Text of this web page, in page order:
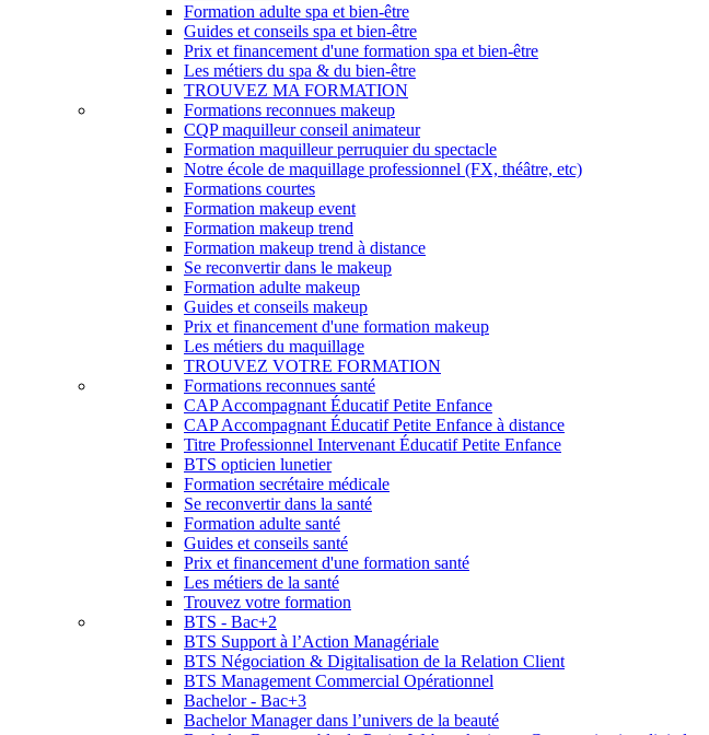
Formation adulte spa et bien-être
Guides et conseils spa et bien-être
Prix et financement d'une formation spa et bien-être
Les métiers du spa & du bien-être
TROUVEZ MA FORMATION
Formations reconnues makeup
CQP maquilleur conseil animateur
Formation maquilleur perruquier du spectacle
Notre école de maquillage professionnel (FX, théâtre, etc)
Formations courtes
Formation makeup event
Formation makeup trend
Formation makeup trend à distance
Se reconvertir dans le makeup
Formation adulte makeup
Guides et conseils makeup
Prix et financement d'une formation makeup
Les métiers du maquillage
TROUVEZ VOTRE FORMATION
Formations reconnues santé
CAP Accompagnant Éducatif Petite Enfance
CAP Accompagnant Éducatif Petite Enfance à distance
Titre Professionnel Intervenant Éducatif Petite Enfance
BTS opticien lunetier
Formation secrétaire médicale
Se reconvertir dans la santé
Formation adulte santé
Guides et conseils santé
Prix et financement d'une formation santé
Les métiers de la santé
Trouvez votre formation
BTS - Bac+2
BTS Support à l’Action Managériale
BTS Négociation & Digitalisation de la Relation Client
BTS Management Commercial Opérationnel
Bachelor - Bac+3
Bachelor Manager dans l’univers de la beauté